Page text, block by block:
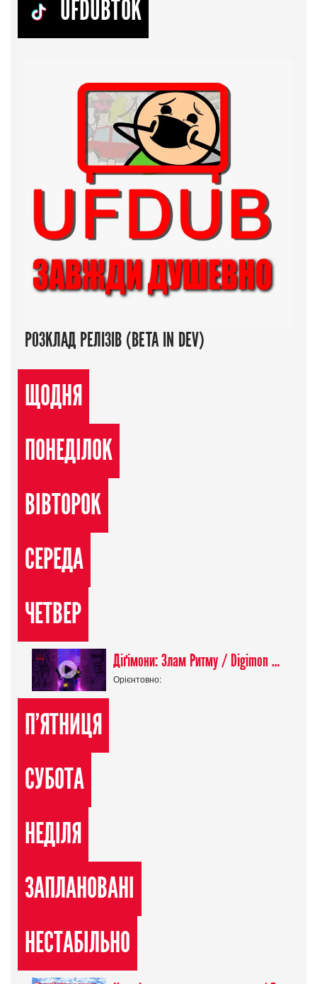
UFDUBTOK
РОЗКЛАД РЕЛІЗІВ (BETA IN DEV)
ЩОДНЯ
ПОНЕДІЛОК
ВІВТОРОК
СЕРЕДА
ЧЕТВЕР
Діґімони: Злам Ритму / Digimon Beatbreak
Орієнтовно:
П'ЯТНИЦЯ
СУБОТА
НЕДІЛЯ
ЗАПЛАНОВАНІ
НЕСТАБІЛЬНО